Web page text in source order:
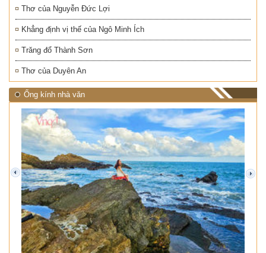
Thơ của Nguyễn Đức Lợi
Khẳng định vị thế của Ngô Minh Ích
Trăng đổ Thành Sơn
Thơ của Duyên An
Ống kính nhà văn
prev next